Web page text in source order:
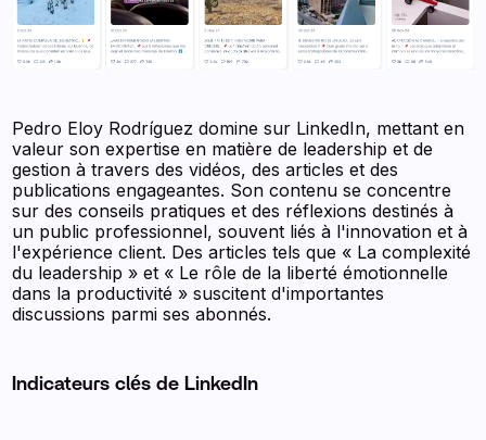
Pedro Eloy Rodríguez domine sur LinkedIn, mettant en
valeur son expertise en matière de leadership et de
gestion à travers des vidéos, des articles et des
publications engageantes. Son contenu se concentre
sur des conseils pratiques et des réflexions destinés à
un public professionnel, souvent liés à l'innovation et à
l'expérience client. Des articles tels que « La complexité
du leadership » et « Le rôle de la liberté émotionnelle
dans la productivité » suscitent d'importantes
discussions parmi ses abonnés.
Indicateurs clés de LinkedIn